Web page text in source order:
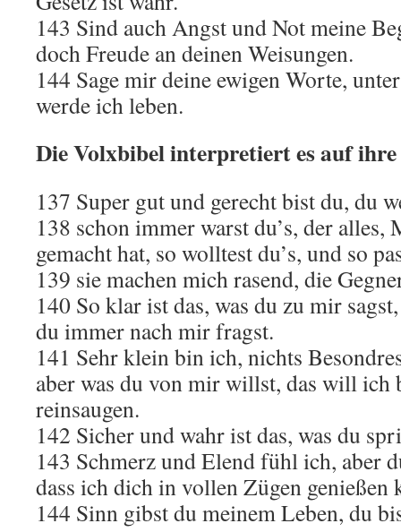
143 Sind auch Angst und Not meine
doch Freude an deinen Weisungen.
144 Sage mir deine ewigen Worte,
werde ich leben.
Die Volxbibel interpretiert es auf ihre
137 Super gut und gerecht bist du, du
138 schon immer warst du’s, der alles,
gemacht hat, so wolltest du’s, und so
139 sie machen mich rasend, die
140 So klar ist das, was du zu mir
du immer nach mir fragst.
141 Sehr klein bin ich, nichts
aber was du von mir willst, das will ich
reinsaugen.
142 Sicher und wahr ist das, was du
143 Schmerz und Elend fühl ich, aber
dass ich dich in vollen Zügen genießen
144 Sinn gibst du meinem Leben, du